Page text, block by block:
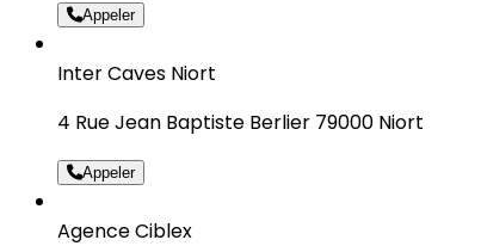
Appeler
Inter Caves Niort
4 Rue Jean Baptiste Berlier 79000 Niort
Appeler
Agence Ciblex